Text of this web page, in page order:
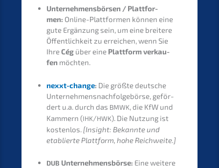
Unter­neh­mens­bör­sen / Platt­for­
men: Online-Platt­for­men können eine
gute Ergän­zung sein, um eine breite­re
Öffent­lich­keit zu errei­chen, wenn Sie
IhreCég über eine Platt­form verkau­
fen möchten.
nexxt-change: Die größte deutsche
Unter­neh­mens­nach­fol­ge­bör­se, geför­
dert u.a. durch das BMWK, die KfW und
Kammern (IHK/HWK). Die Nutzung ist
kosten­los. [Insight: Bekann­te und
etablier­te Platt­form, hohe Reichweite.]
DUB Unter­neh­mens­bör­se: Eine weite­re